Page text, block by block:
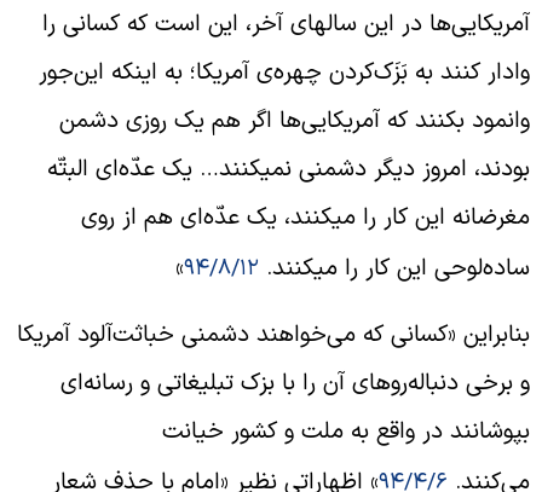
در این سالهای آخر، این است که کسانی را
کنند به بَزَک‌کردن چهره‌ی آمریکا؛ به اینکه این‌جور
بکنند که آمریکایی‌ها اگر هم یک روزی دشمن
امروز دیگر دشمنی نمیکنند… یک عدّه‌ای البتّه
این کار را میکنند، یک عدّه‌ای هم از روی
این کار را میکنند.۹۴/۸/۱۲»
«کسانی که می‌خواهند دشمنی خباثت‌آلود آمریکا
برخی دنباله‌روهای آن را با بزک تبلیغاتی و رسانه‌ای
در واقع به ملت و کشور خیانت
۹۴/۴/۶» اظهاراتی نظیر «امام با حذف شعار